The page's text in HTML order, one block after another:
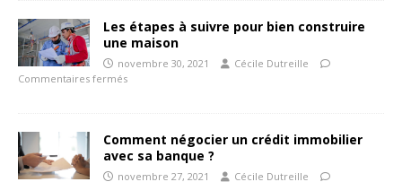
Les étapes à suivre pour bien construire
une maison
novembre 30, 2021
Cécile Dutreille
Commentaires fermés
Comment négocier un crédit immobilier
avec sa banque ?
novembre 27, 2021
Cécile Dutreille